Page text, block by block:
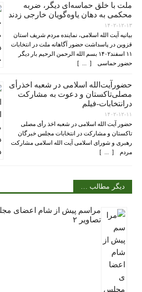
ملت با خلق حماسه‌ای دیگر، ضربه
محکمی به دهان یاوه‌گویان خارجی زدند
۱۴۰۲-۱۲-۱۳
بیانیه آیت الله اسلامی، نماینده مردم شریف استان
قزوین در پاسداشت حضور آگاهانه ملت در انتخابات
۱۱ اسفند۱۴۰۲ بسم الله الرحمن الرحیم بار دیگر
حضور حماسی [ ... ]
حضورآیت‌الله اسلامی در شعبه اخذرأی
مصلی‌تاکستان و دعوت به مشارکت
درانتخابات-فیلم
۱۴۰۲-۱۲-۱۱
حضور آیت الله اسلامی در شعبه اخذ رأی مصلی
تاکستان و مشارکت در انتخابات مجلس خبرگان
رهبری و شورای اسلامی آیت الله اسلامی مشارکت
مردم [ ... ]
دیگر مطالب …
مراسم پیش از شام اعضای
تصاویر ۲